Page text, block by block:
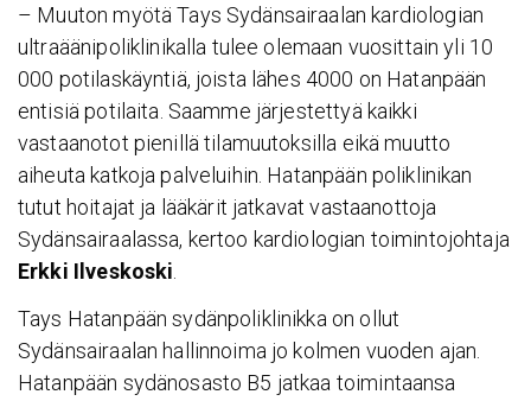
– Muuton myötä Tays Sydänsairaalan kardiologian
ultraäänipoliklinikalla tulee olemaan vuosittain yli 10
000 potilaskäyntiä, joista lähes 4000 on Hatanpään
entisiä potilaita. Saamme järjestettyä kaikki
vastaanotot pienillä tilamuutoksilla eikä muutto
aiheuta katkoja palveluihin. Hatanpään poliklinikan
tutut hoitajat ja lääkärit jatkavat vastaanottoja
Sydänsairaalassa, kertoo kardiologian toimintojohtaja
Erkki Ilveskoski
Tays Hatanpään sydänpoliklinikka on ollut
Sydänsairaalan hallinnoima jo kolmen vuoden ajan.
Hatanpään sydänosasto B5 jatkaa toimintaansa